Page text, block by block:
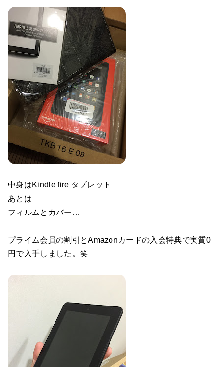
中身はKindle fire タブレット
あとは
フィルムとカバー…
プライム会員の割引とAmazonカードの入会特典で実質0
円で入手しました。笑